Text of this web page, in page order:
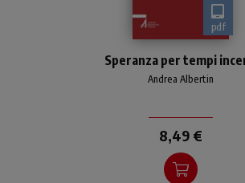
pdf
gli scritti paolini, nei quali
misurarsi con le radici, gli
Speranza per tempi
Andrea Albertin
8,49 €